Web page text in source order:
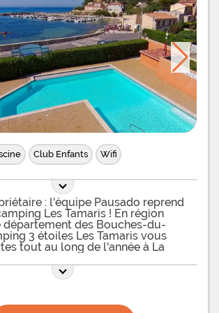
Club Enfants Wifi
: l'équipe Pausado reprend
Les Tamaris ! En région
département des Bouches-du-
3 étoiles Les Tamaris vous
tout au long de l'année à La
arboré à l'environnement protégé
au bord de la mer
direct à la plage, vous pourrez